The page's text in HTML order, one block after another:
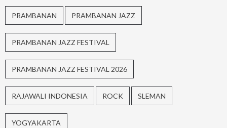
PRAMBANAN PRAMBANAN JAZZ
PRAMBANAN JAZZ FESTIVAL
PRAMBANAN JAZZ FESTIVAL 2026
RAJAWALI INDONESIA ROCK SLEMAN
YOGYAKARTA